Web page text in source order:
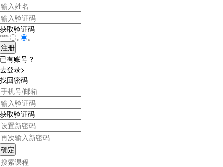
获取验证码
是否学员：
是
否
已有账号？
去登录>
找回密码
获取验证码